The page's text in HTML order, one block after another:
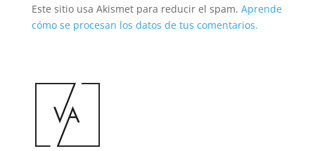
Este sitio usa Akismet para reducir el spam. Aprende
cómo se procesan los datos de tus comentarios.